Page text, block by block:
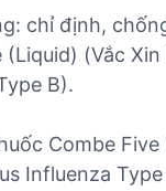
chỉ định,
(Vắc
B).
Combe Five
Influenza